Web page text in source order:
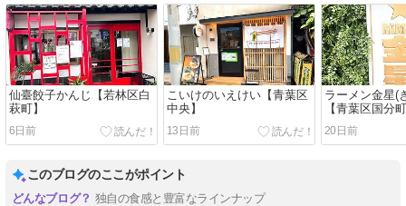
仙臺餃子かんじ【若林区白
萩町】
6日前
こいけのいえけい【青葉区
中央】
13日前
ラーメン金星(
【青葉区国分
20日前
このブログのここがポイント
独自の食感と豊富なラインナップ